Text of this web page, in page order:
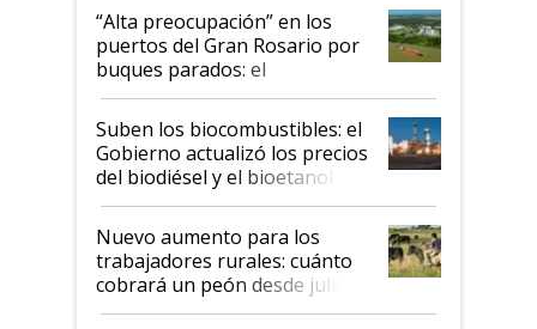
“Alta preocupación” en los
puertos del Gran Rosario por
buques parados: el
funcionamiento de las
exportadoras en tensión tras
la medida de fuerza de los
prácticos
Suben los biocombustibles: el
Gobierno actualizó los precios
del biodiésel y el bioetanol
Nuevo aumento para los
trabajadores rurales: cuánto
cobrará un peón desde julio